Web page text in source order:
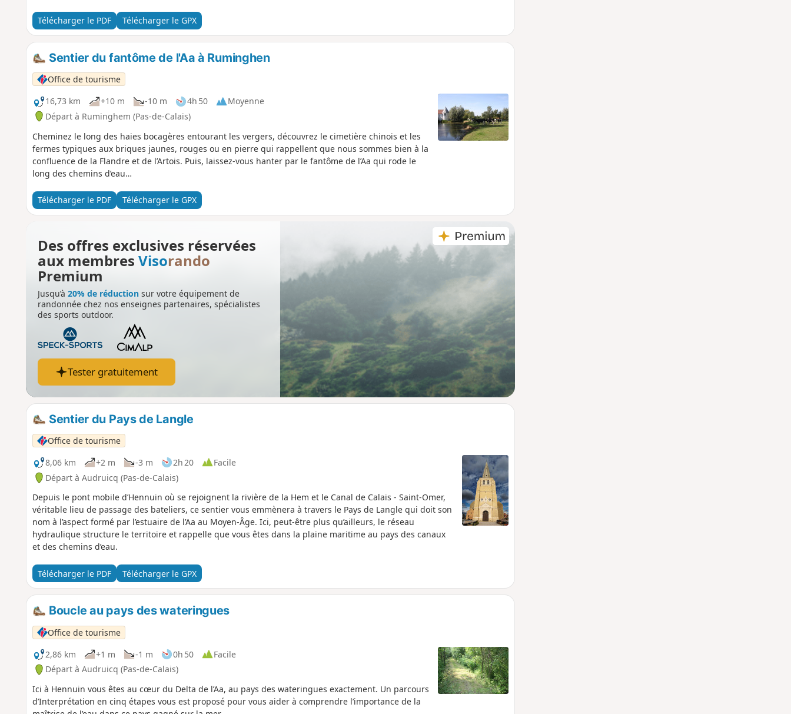
simplement flâner sur la Place du Mynck, dans les ports de plaisance ou le long de la digue de
Malo-les-Bains.
Télécharger le PDF Télécharger le GPX
Sentier du fantôme de l'Aa à Ruminghen
Office de tourisme
16,73 km
+10 m -10 m 4h 50
Moyenne
Départ à Ruminghem (Pas-de-Calais)
Cheminez le long des haies bocagères entourant les vergers, découvrez le cimetière chinois et les
fermes typiques aux briques jaunes, rouges ou en pierre qui rappellent que nous sommes bien à la
confluence de la Flandre et de l’Artois. Puis, laissez-vous hanter par le fantôme de l’Aa qui rode le
long des chemins d’eau…
Télécharger le PDF Télécharger le GPX
Des offres exclusives réservées
aux membres Visorando
Premium
Jusqu’à 20% de réductionsur votre équipement de
randonnée chez nos enseignes partenaires, spécialistes
des sports outdoor.
Tester gratuitement
Sentier du Pays de Langle
Office de tourisme
8,06 km
+2 m -3 m 2h 20
Facile
Départ à Audruicq (Pas-de-Calais)
Depuis le pont mobile d’Hennuin où se rejoignent la rivière de la Hem et le Canal de Calais - Saint-Omer,
véritable lieu de passage des bateliers, ce sentier vous emmènera à travers le Pays de Langle qui doit son
nom à l’aspect formé par l’estuaire de l’Aa au Moyen-Âge. Ici, peut-être plus qu’ailleurs, le réseau
hydraulique structure le territoire et rappelle que vous êtes dans la plaine maritime au pays des canaux
et des chemins d’eau.
Télécharger le PDF Télécharger le GPX
Boucle au pays des wateringues
Office de tourisme
2,86 km
+1 m -1 m 0h 50
Facile
Départ à Audruicq (Pas-de-Calais)
Ici à Hennuin vous êtes au cœur du Delta de l’Aa, au pays des wateringues exactement. Un parcours
d’Interprétation en cinq étapes vous est proposé pour vous aider à comprendre l’importance de la